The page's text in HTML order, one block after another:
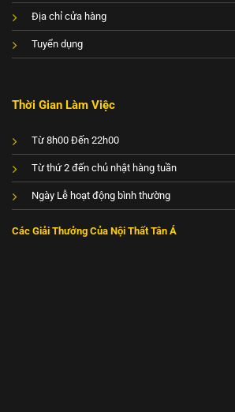
Địa chỉ cửa hàng
Tuyển dụng
Thời Gian Làm Việc
Từ 8h00 Đến 22h00
Từ thứ 2 đến chủ nhật hàng tuần
Ngày Lễ hoạt động bình thường
Các Giải Thưởng Của Nội Thất Tân Á